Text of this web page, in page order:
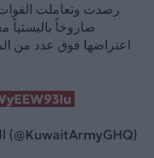
صاروخاً باليستياً
اعتراضها فوق عدد من
— KUWAIT ARMY – الجيش الكويتي (@KuwaitArmyGHQ)